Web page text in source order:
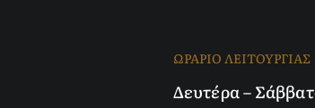
ΩΡΑΡΙΟ ΛΕΙΤΟΥΡΓΙΑΣ
Δευτέρα –